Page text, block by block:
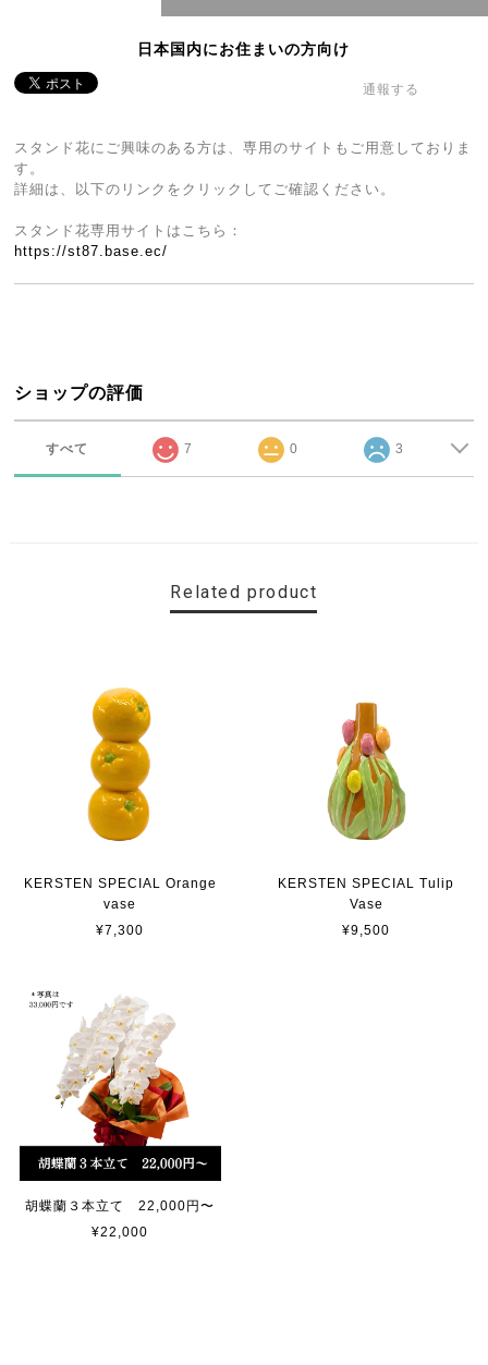
日本国内にお住まいの方向け
通報する
スタンド花にご興味のある方は、専用のサイトもご用意しておりま
す。
詳細は、以下のリンクをクリックしてご確認ください。
スタンド花専用サイトはこちら：
https://st87.base.ec/
ショップの評価
すべて 7 0 3
Related product
KERSTEN SPECIAL Orange
vase
¥7,300
KERSTEN SPECIAL Tulip
Vase
¥9,500
胡蝶蘭３本立て 22,000円〜
¥22,000